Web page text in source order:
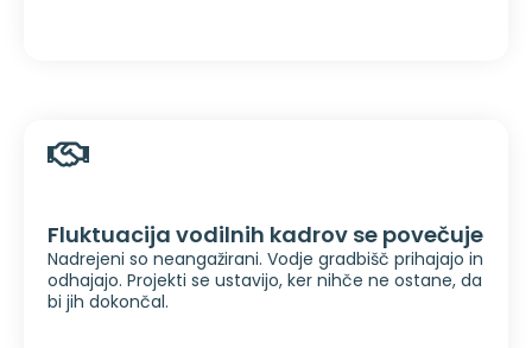
Fluktuacija vodilnih kadrov se povečuje
Nadrejeni so neangažirani. Vodje gradbišč prihajajo in
odhajajo. Projekti se ustavijo, ker nihče ne ostane, da
bi jih dokončal.